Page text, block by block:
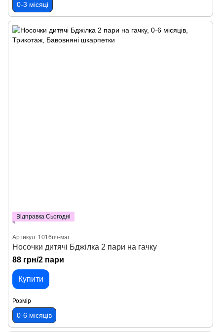
0-3 місяці
Відправка Сьогодні
Артикул: 1016пч-маг
Носочки дитячі Бджілка 2 пари на гачку
88 грн/2 пари
Купити
Розмір
0-6 місяців